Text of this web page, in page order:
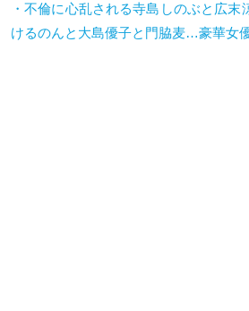
・不倫に心乱される寺島しのぶと広
けるのんと大島優子と門脇麦…豪華女